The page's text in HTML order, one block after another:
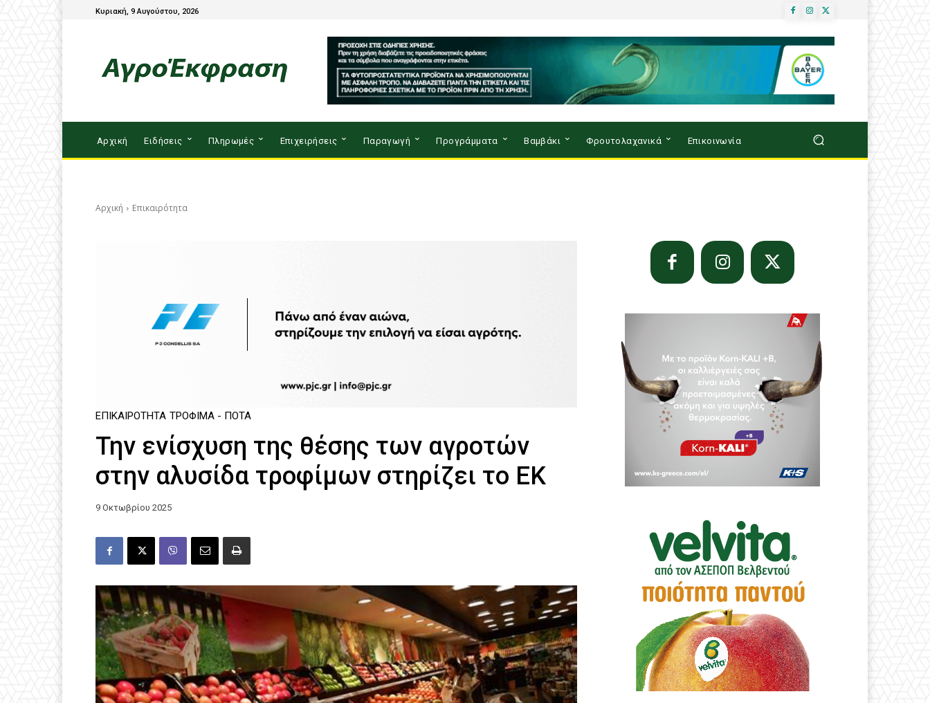
Κυριακή, 9 Αυγούστου, 2026
Αρχική Ειδήσεις Πληρωμές Επιχειρήσεις Παραγωγή Προγράμματα Βαμβάκι Φρουτολαχανικά Επικοινωνία
Αρχική Επικαιρότητα
ΕΠΙΚΑΙΡΌΤΗΤΑ ΤΡΌΦΙΜΑ - ΠΟΤΆ
Την ενίσχυση της θέσης των αγροτών
στην αλυσίδα τροφίμων στηρίζει το ΕΚ
9 Οκτωβρίου 2025